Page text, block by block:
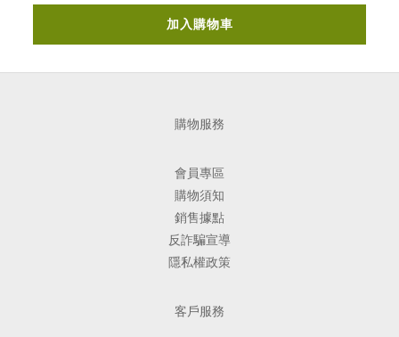
加入購物車
購物服務
會員專區
購物須知
銷售據點
反詐騙宣導
隱私權政策
客戶服務